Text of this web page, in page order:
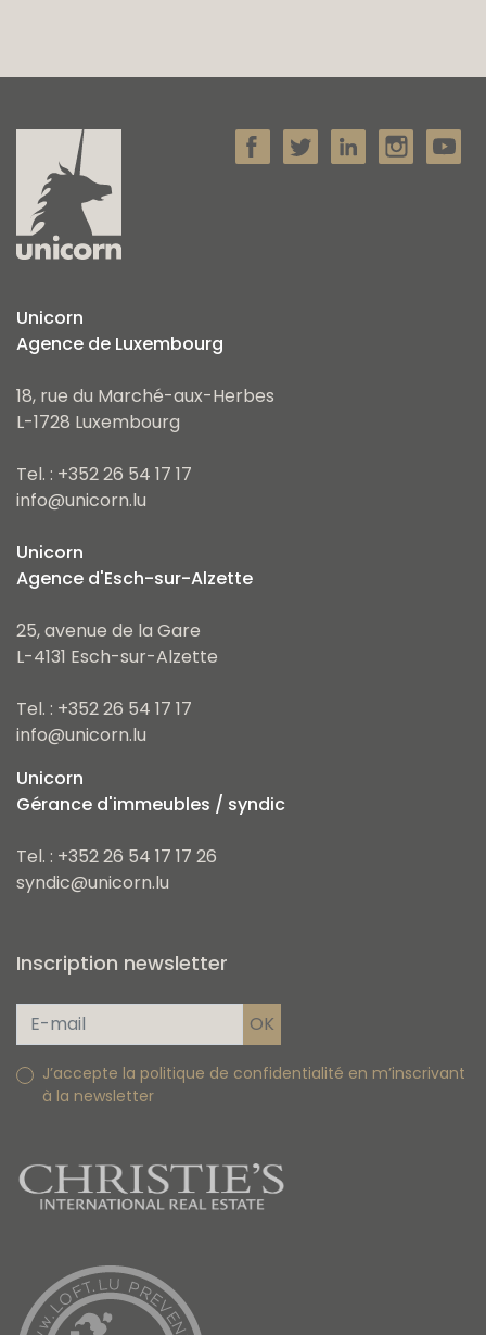
Unicorn
Agence de Luxembourg
18, rue du Marché-aux-Herbes
L-1728 Luxembourg
Tel. : +352 26 54 17 17
info@unicorn.lu
Unicorn
Agence d'Esch-sur-Alzette
25, avenue de la Gare
L-4131 Esch-sur-Alzette
Tel. : +352 26 54 17 17
info@unicorn.lu
Unicorn
Gérance d'immeubles / syndic
Tel. : +352 26 54 17 17 26
syndic@unicorn.lu
Inscription newsletter
J’accepte la politique de confidentialité en m’inscrivant
à la newsletter